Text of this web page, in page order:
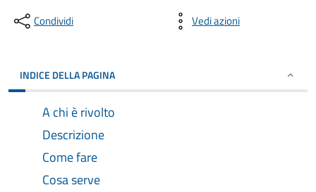
Condividi Vedi azioni
INDICE DELLA PAGINA
A chi è rivolto
Descrizione
Come fare
Cosa serve